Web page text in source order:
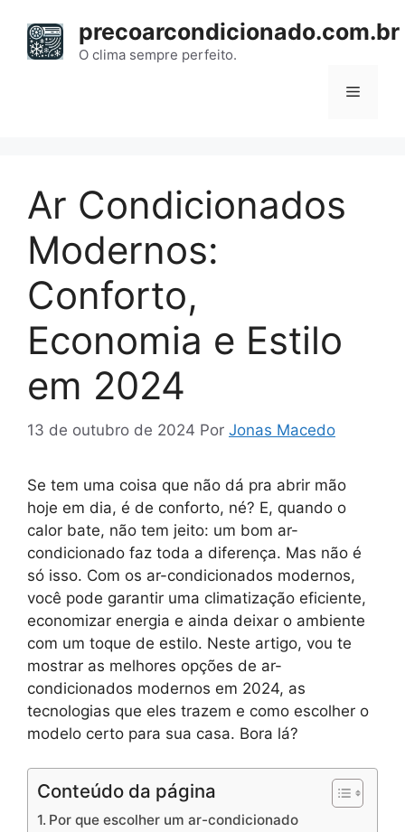
para
precoarcondicionado.com.br
O clima sempre perfeito.
Menu
Ar Condicionados
Modernos:
Conforto,
Economia e Estilo
em 2024
13 de outubro de 2024 Por Jonas Macedo
Se tem uma coisa que não dá pra abrir mão
hoje em dia, é de conforto, né? E, quando o
calor bate, não tem jeito: um bom ar-
condicionado faz toda a diferença. Mas não é
só isso. Com os ar-condicionados modernos,
você pode garantir uma climatização eficiente,
economizar energia e ainda deixar o ambiente
com um toque de estilo. Neste artigo, vou te
mostrar as melhores opções de ar-
condicionados modernos em 2024, as
tecnologias que eles trazem e como escolher o
modelo certo para sua casa. Bora lá?
Conteúdo da página
Por que escolher um ar-condicionado